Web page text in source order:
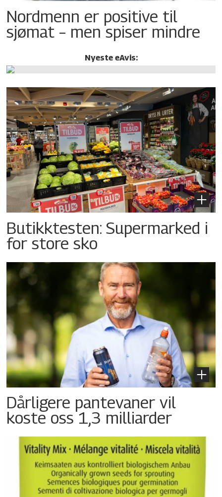
Nordmenn er positive til
sjømat – men spiser mindre
Nyeste eAvis:
Butikktesten: Supermarked i
for store sko
Dårligere pantevaner vil
koste oss 1,3 milliarder